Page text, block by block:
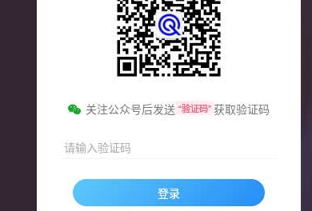
关注公众号后发送 “验证码” 获取验证码
请输入验证码
登录